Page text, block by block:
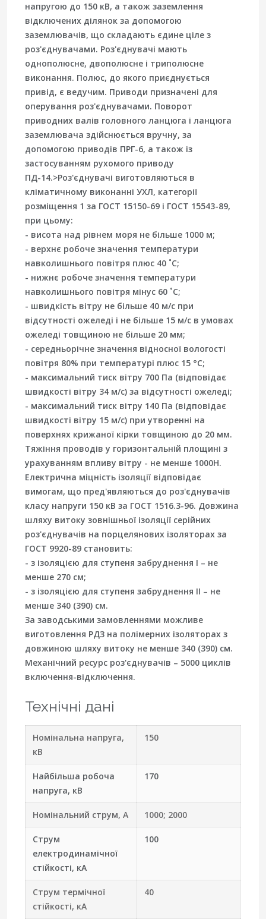
напругою до 150 кВ, а також заземлення
відключених ділянок за допомогою
заземлювачів, що складають єдине ціле з
роз'єднувачами. Роз'єднувачі мають
однополюсне, двополюсне і триполюсне
виконання. Полюс, до якого приєднується
привід, є ведучим. Приводи призначені для
оперування роз'єднувачами. Поворот
приводних валів головного ланцюга і ланцюга
заземлювача здійснюється вручну, за
допомогою приводів ПРГ-6, а також із
застосуванням рухомого приводу
ПД-14.>Роз'єднувачі виготовляються в
кліматичному виконанні УХЛ, категорії
розміщення 1 за ГОСТ 15150-69 і ГОСТ 15543-89,
при цьому:
- висота над рівнем моря не більше 1000 м;
- верхнє робоче значення температури
навколишнього повітря плюс 40 ˚С;
- нижнє робоче значення температури
навколишнього повітря мінус 60 ˚С;
- швидкість вітру не більше 40 м/с при
відсутності ожеледі і не більше 15 м/с в умовах
ожеледі товщиною не більше 20 мм;
- середньорічне значення відносної вологості
повітря 80% при температурі плюс 15 °С;
- максимальний тиск вітру 700 Па (відповідає
швидкості вітру 34 м/с) за відсутності ожеледі;
- максимальний тиск вітру 140 Па (відповідає
швидкості вітру 15 м/с) при утворенні на
поверхнях крижаної кірки товщиною до 20 мм.
Тяжіння проводів у горизонтальній площині з
урахуванням впливу вітру - не менше 1000H.
Електрична міцність ізоляції відповідає
вимогам, що пред'являються до роз'єднувачів
класу напруги 150 кВ за ГОСТ 1516.3-96. Довжина
шляху витоку зовнішньої ізоляції серійних
роз'єднувачів на порцелянових ізоляторах за
ГОСТ 9920-89 становить:
- з ізоляцією для ступеня забруднення I – не
менше 270 см;
- з ізоляцією для ступеня забруднення II – не
менше 340 (390) см.
За заводськими замовленнями можливе
виготовлення РДЗ на полімерних ізоляторах з
довжиною шляху витоку не менше 340 (390) см.
Механічний ресурс роз'єднувачів – 5000 циклів
включення-відключення.
Технічні дані
Номінальна напруга,
кВ
150
Найбільша робоча
напруга, кВ
170
Номінальний струм, А 1000; 2000
Струм
електродинамічної
стійкості, кА
100
Струм термічної
стійкості, кА
40